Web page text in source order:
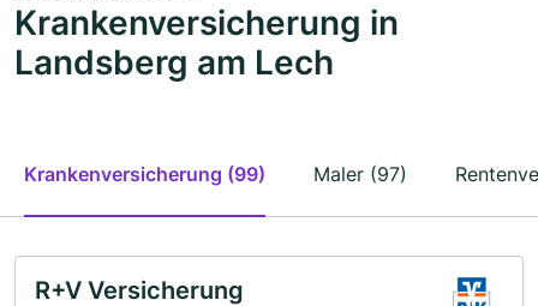
Krankenversicherung in
Landsberg am Lech
Krankenversicherung (99) Maler (97)
R+V Versicherung